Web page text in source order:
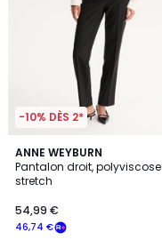
-10% DÈS 2*
ANNE WEYBURN
Pantalon droit, polyviscose
stretch
46,74 €
54,99 €
4
/
5